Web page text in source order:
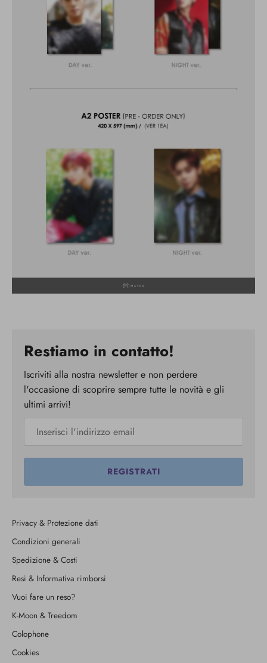
Restiamo in contatto!
Iscriviti alla nostra newsletter e non perdere
l'occasione di scoprire sempre tutte le novità e gli
ultimi arrivi!
REGISTRATI
Privacy & Protezione dati
Condizioni generali
Spedizione & Costi
Resi & Informativa rimborsi
Vuoi fare un reso?
K-Moon & Treedom
Colophone
Cookies